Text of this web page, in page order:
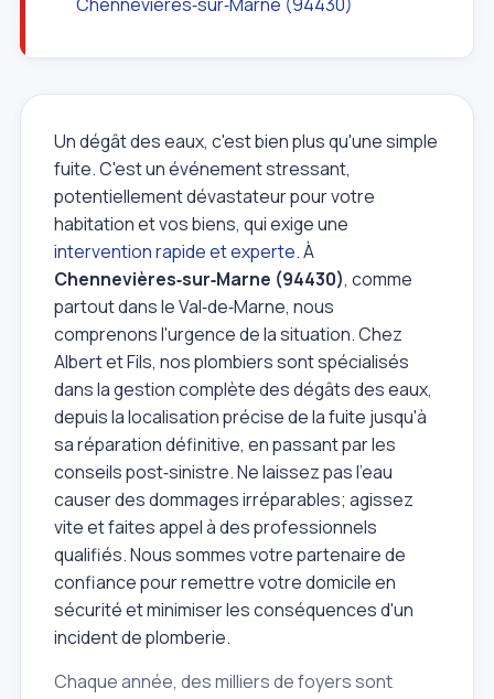
Un dégât des eaux, c'est bien plus qu'une simple
fuite. C'est un événement stressant,
potentiellement dévastateur pour votre
habitation et vos biens, qui exige une
intervention rapide et experte. À
Chennevières‑sur‑Marne (94430), comme
partout dans le Val‑de‑Marne, nous
comprenons l'urgence de la situation. Chez
Albert et Fils, nos plombiers sont spécialisés
dans la gestion complète des dégâts des eaux,
depuis la localisation précise de la fuite jusqu'à
sa réparation définitive, en passant par les
conseils post‑sinistre. Ne laissez pas l'eau
causer des dommages irréparables; agissez
vite et faites appel à des professionnels
qualifiés. Nous sommes votre partenaire de
confiance pour remettre votre domicile en
sécurité et minimiser les conséquences d'un
incident de plomberie.
Chaque année, des milliers de foyers sont